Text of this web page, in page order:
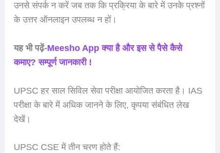
उनसे संपर्क न करें जब तक कि प्रक्रिया के बारे में उनके प्रश्नों
के उत्तर ऑनलाइन उपलब्ध न हों।
यह भी पढ़ें-Meesho App क्या है और इस से पैसे कैसे
कमाए? सम्पूर्ण जानकारी !
UPSC हर साल सिविल सेवा परीक्षा आयोजित करता है। IAS
परीक्षा के बारे में अधिक जानने के लिए, कृपया संबंधित लेख
देखें।
UPSC CSE में तीन चरण होते हैं: